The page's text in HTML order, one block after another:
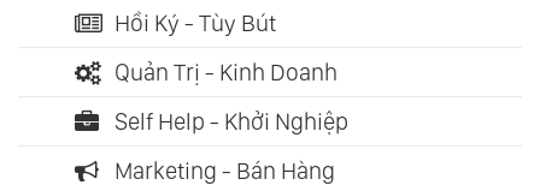
Hồi Ký - Tùy Bút
Quản Trị - Kinh Doanh
Self Help - Khởi Nghiệp
Marketing - Bán Hàng